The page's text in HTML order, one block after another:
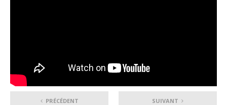
PRÉCÉDENT SUIVANT